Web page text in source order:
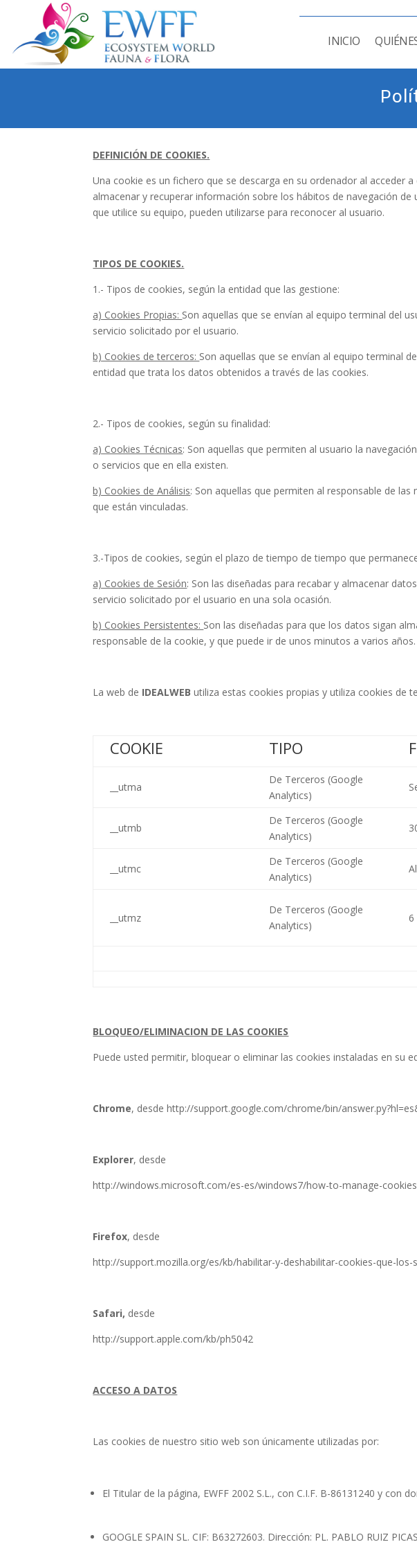
INICIO
DEFINICIÓN DE COOKIES.
Una cookie es un fichero que se descarga en su ordenador al acceder
almacenar y recuperar información sobre los hábitos de navegación
que utilice su equipo, pueden utilizarse para reconocer al usuario.
TIPOS DE COOKIES.
1.- Tipos de cookies, según la entidad que las gestione:
a) Cookies Propias: Son aquellas que se envían al equipo terminal del
servicio solicitado por el usuario.
b) Cookies de terceros: Son aquellas que se envían al equipo terminal
entidad que trata los datos obtenidos a través de las cookies.
2.- Tipos de cookies, según su finalidad:
a) Cookies Técnicas: Son aquellas que permiten al usuario la
o servicios que en ella existen.
b) Cookies de Análisis: Son aquellas que permiten al responsable de
que están vinculadas.
3.-Tipos de cookies, según el plazo de tiempo de tiempo que
a) Cookies de Sesión: Son las diseñadas para recabar y almacenar
servicio solicitado por el usuario en una sola ocasión.
b) Cookies Persistentes: Son las diseñadas para que los datos sigan
responsable de la cookie, y que puede ir de unos minutos a varios años.
La web de IDEALWEB utiliza estas cookies propias y utiliza cookies de
COOKIE TIPO
__utma
De Terceros (Google
Analytics)
__utmb
De Terceros (Google
Analytics)
__utmc
De Terceros (Google
Analytics)
__utmz
De Terceros (Google
Analytics)
6
BLOQUEO/ELIMINACION DE LAS COOKIES
Puede usted permitir, bloquear o eliminar las cookies instaladas en su
Chrome, desde http://support.google.com/chrome/bin/
Explorer, desde
http://windows.microsoft.com/es-es/windows7/how-to-manage-
Firefox, desde
http://support.mozilla.org/es/kb/habilitar-y-deshabilitar-cookies-que-los-
Safari, desde
http://support.apple.com/kb/ph5042
ACCESO A DATOS
Las cookies de nuestro sitio web son únicamente utilizadas por:
El Titular de la página, EWFF 2002 S.L., con C.I.F. B-86131240 y con
GOOGLE SPAIN SL. CIF: B63272603. Dirección: PL. PABLO RUIZ